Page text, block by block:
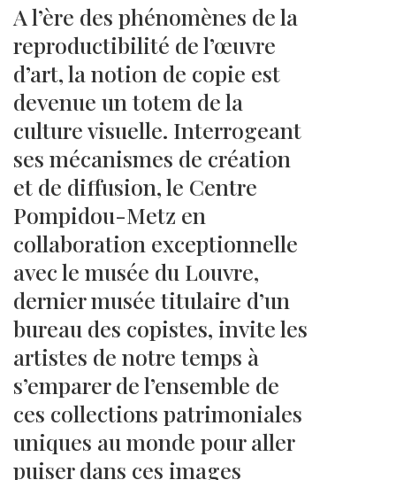
A l’ère des phénomènes de la
reproductibilité de l’œuvre
d’art, la notion de copie est
devenue un totem de la
culture visuelle. Interrogeant
ses mécanismes de création
et de diffusion, le Centre
Pompidou-Metz en
collaboration exceptionnelle
avec le musée du Louvre,
dernier musée titulaire d’un
bureau des copistes, invite les
artistes de notre temps à
s’emparer de l’ensemble de
ces collections patrimoniales
uniques au monde pour aller
puiser dans ces images